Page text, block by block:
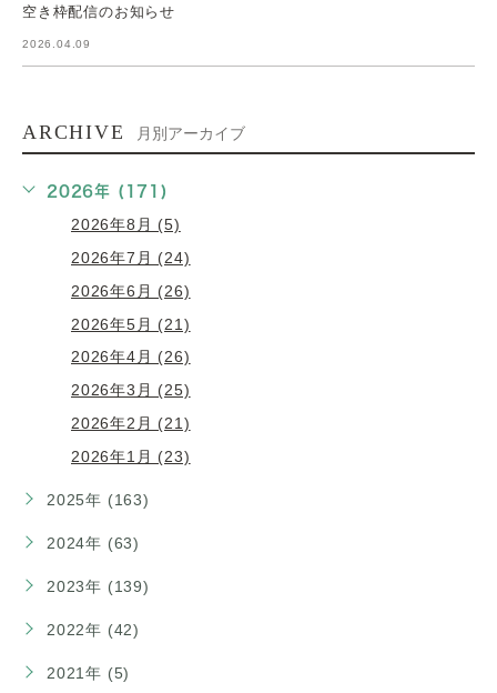
空き枠配信のお知らせ
2026.04.09
ARCHIVE 月別アーカイブ
2026年 (171)
2026年8月 (5)
2026年7月 (24)
2026年6月 (26)
2026年5月 (21)
2026年4月 (26)
2026年3月 (25)
2026年2月 (21)
2026年1月 (23)
2025年 (163)
2024年 (63)
2023年 (139)
2022年 (42)
2021年 (5)